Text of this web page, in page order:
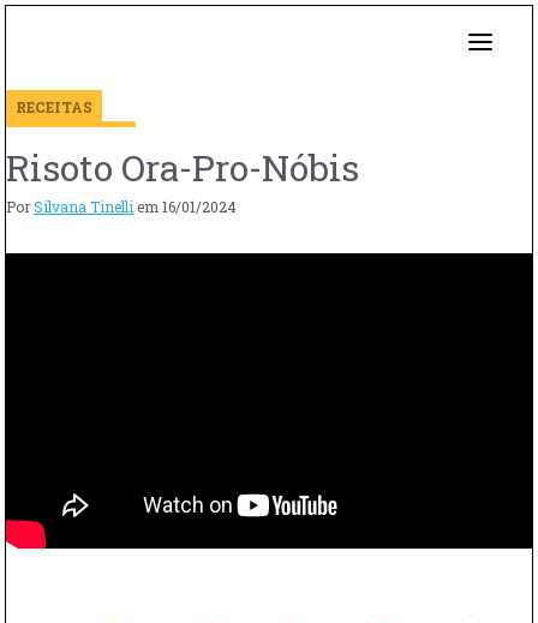
RECEITAS
Risoto Ora-Pro-Nóbis
PorSilvana Tinelli em 16/01/2024